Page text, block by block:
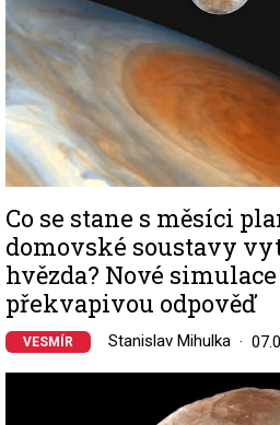
Co se stane s měsíci
domovské soustavy
hvězda? Nové
překvapivou odpověď
VESMÍR Stanislav Mihulka